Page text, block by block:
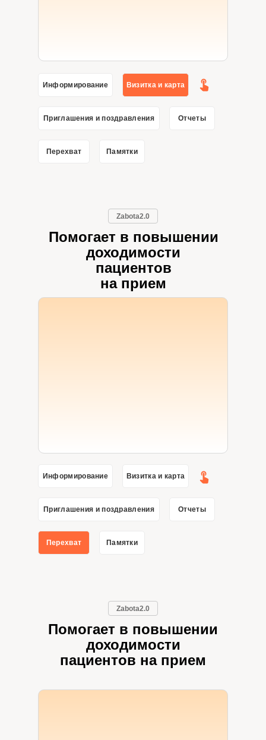
Отчеты
Перехват
Приглашения и поздравления
Визитка и карта
Памятки
Информирование
Помогает в повышении
доходимости
пациентов
на прием
Zabota2.0
Отчеты
Перехват
Приглашения и поздравления
Визитка и карта
Памятки
Информирование
Помогает в повышении
доходимости
пациентов на прием
Zabota2.0